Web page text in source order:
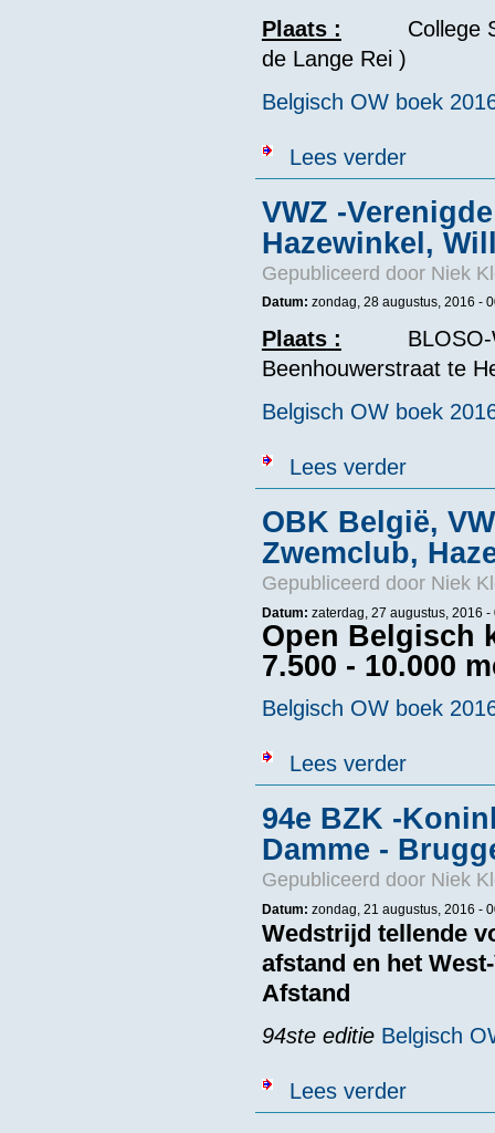
Plaats :
College
de Lange Rei )
Belgisch OW boek
Lees verderover 18e Int.
VWZ -
Hazewinkel,
Gepubliceerd door Niek
Datum: zondag, 28 augustus, 2016 -
Plaats: BLOSO-
Beenhouwerstraat te
Belgisch OW boek
Lees verderover VWZ -
OBK België,
Zwemclub,
Gepubliceerd door Niek
Datum: zaterdag, 27 augustus, 2016 -
Open Belgisch
7.500 - 10.000
Belgisch OW boek
Lees verderover OBK
94e BZK -
Damme -
Gepubliceerd door Niek
Datum: zondag, 21 augustus, 2016 -
Wedstrijd tellende
afstand en het
Afstand
94ste editie Belgisch
Lees verderover 94e BZK